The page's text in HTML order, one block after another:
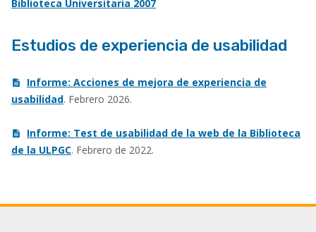
Biblioteca Universitaria 2007
Estudios de experiencia de usabilidad
Informe: Acciones de mejora de experiencia de
usabilidad. Febrero 2026.
Informe: Test de usabilidad de la web de la Biblioteca
de la ULPGC. Febrero de 2022.